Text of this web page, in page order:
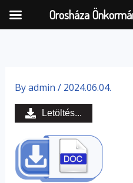
content
Byadmin / 2024.06.04.
Letöltés...
Orosháza